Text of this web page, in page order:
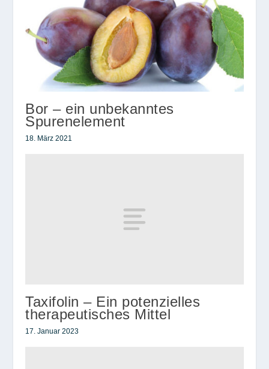
Bor – ein unbekanntes
Spurenelement
18. März 2021
Taxifolin – Ein potenzielles
therapeutisches Mittel
17. Januar 2023